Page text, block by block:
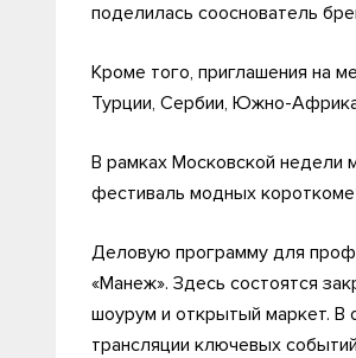
поделилась сооснователь
Кроме того, приглашения на
Турции, Сербии, Южно-
В рамках Московской недели
фестиваль модных
Деловую программу для
«Манеж». Здесь состоятся
шоурум и открытый маркет. В
трансляции ключевых